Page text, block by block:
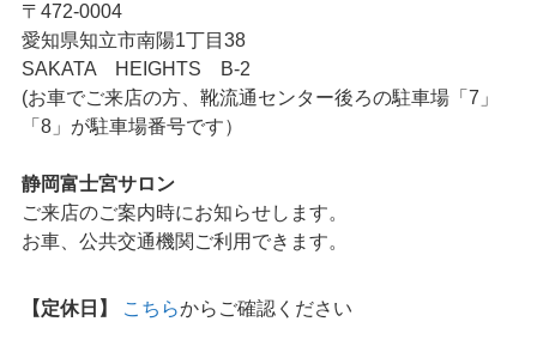
〒472-0004
愛知県知立市南陽1丁目38
SAKATA HEIGHTS B-2
(お車でご来店の方、靴流通センター後ろの駐車場「7」
「8」が駐車場番号です）
静岡富士宮サロン
ご来店のご案内時にお知らせします。
お車、公共交通機関ご利用できます。
【定休日】 こちらからご確認ください